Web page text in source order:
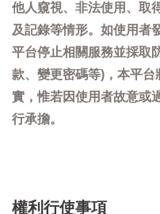
他人窺視、非法使用、取
及記錄等情形。如使用者
平台停止相關服務並採取
款、變更密碼等)，本平
實，惟若因使用者故意或
行承擔。
權利行使事項